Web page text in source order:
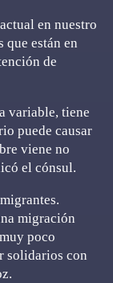
en nuestro
que están en
de
variable, tiene
puede causar
viene no
el cónsul.
migración
poco
solidarios con